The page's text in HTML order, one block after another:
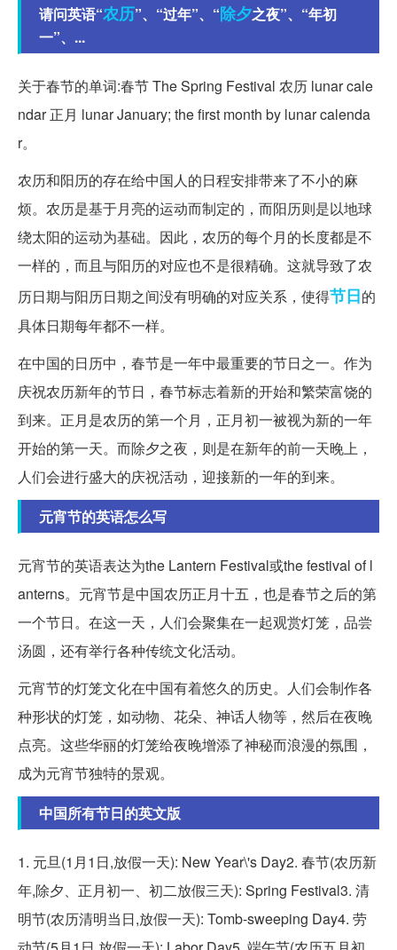
请问英语“农历”、“过年”、“除夕之夜”、“年初
一”、...
关于春节的单词:春节 The Spring Festival 农历 lunar cale
ndar 正月 lunar January; the first month by lunar calenda
r。
农历和阳历的存在给中国人的日程安排带来了不小的麻
烦。农历是基于月亮的运动而制定的，而阳历则是以地球
绕太阳的运动为基础。因此，农历的每个月的长度都是不
一样的，而且与阳历的对应也不是很精确。这就导致了农
历日期与阳历日期之间没有明确的对应关系，使得节日的
具体日期每年都不一样。
在中国的日历中，春节是一年中最重要的节日之一。作为
庆祝农历新年的节日，春节标志着新的开始和繁荣富饶的
到来。正月是农历的第一个月，正月初一被视为新的一年
开始的第一天。而除夕之夜，则是在新年的前一天晚上，
人们会进行盛大的庆祝活动，迎接新的一年的到来。
元宵节的英语怎么写
元宵节的英语表达为the Lantern Festival或the festival of l
anterns。元宵节是中国农历正月十五，也是春节之后的第
一个节日。在这一天，人们会聚集在一起观赏灯笼，品尝
汤圆，还有举行各种传统文化活动。
元宵节的灯笼文化在中国有着悠久的历史。人们会制作各
种形状的灯笼，如动物、花朵、神话人物等，然后在夜晚
点亮。这些华丽的灯笼给夜晚增添了神秘而浪漫的氛围，
成为元宵节独特的景观。
中国所有节日的英文版
1. 元旦(1月1日,放假一天): New Year\'s Day2. 春节(农历新
年,除夕、正月初一、初二放假三天): Spring Festival3. 清
明节(农历清明当日,放假一天): Tomb-sweeping Day4. 劳